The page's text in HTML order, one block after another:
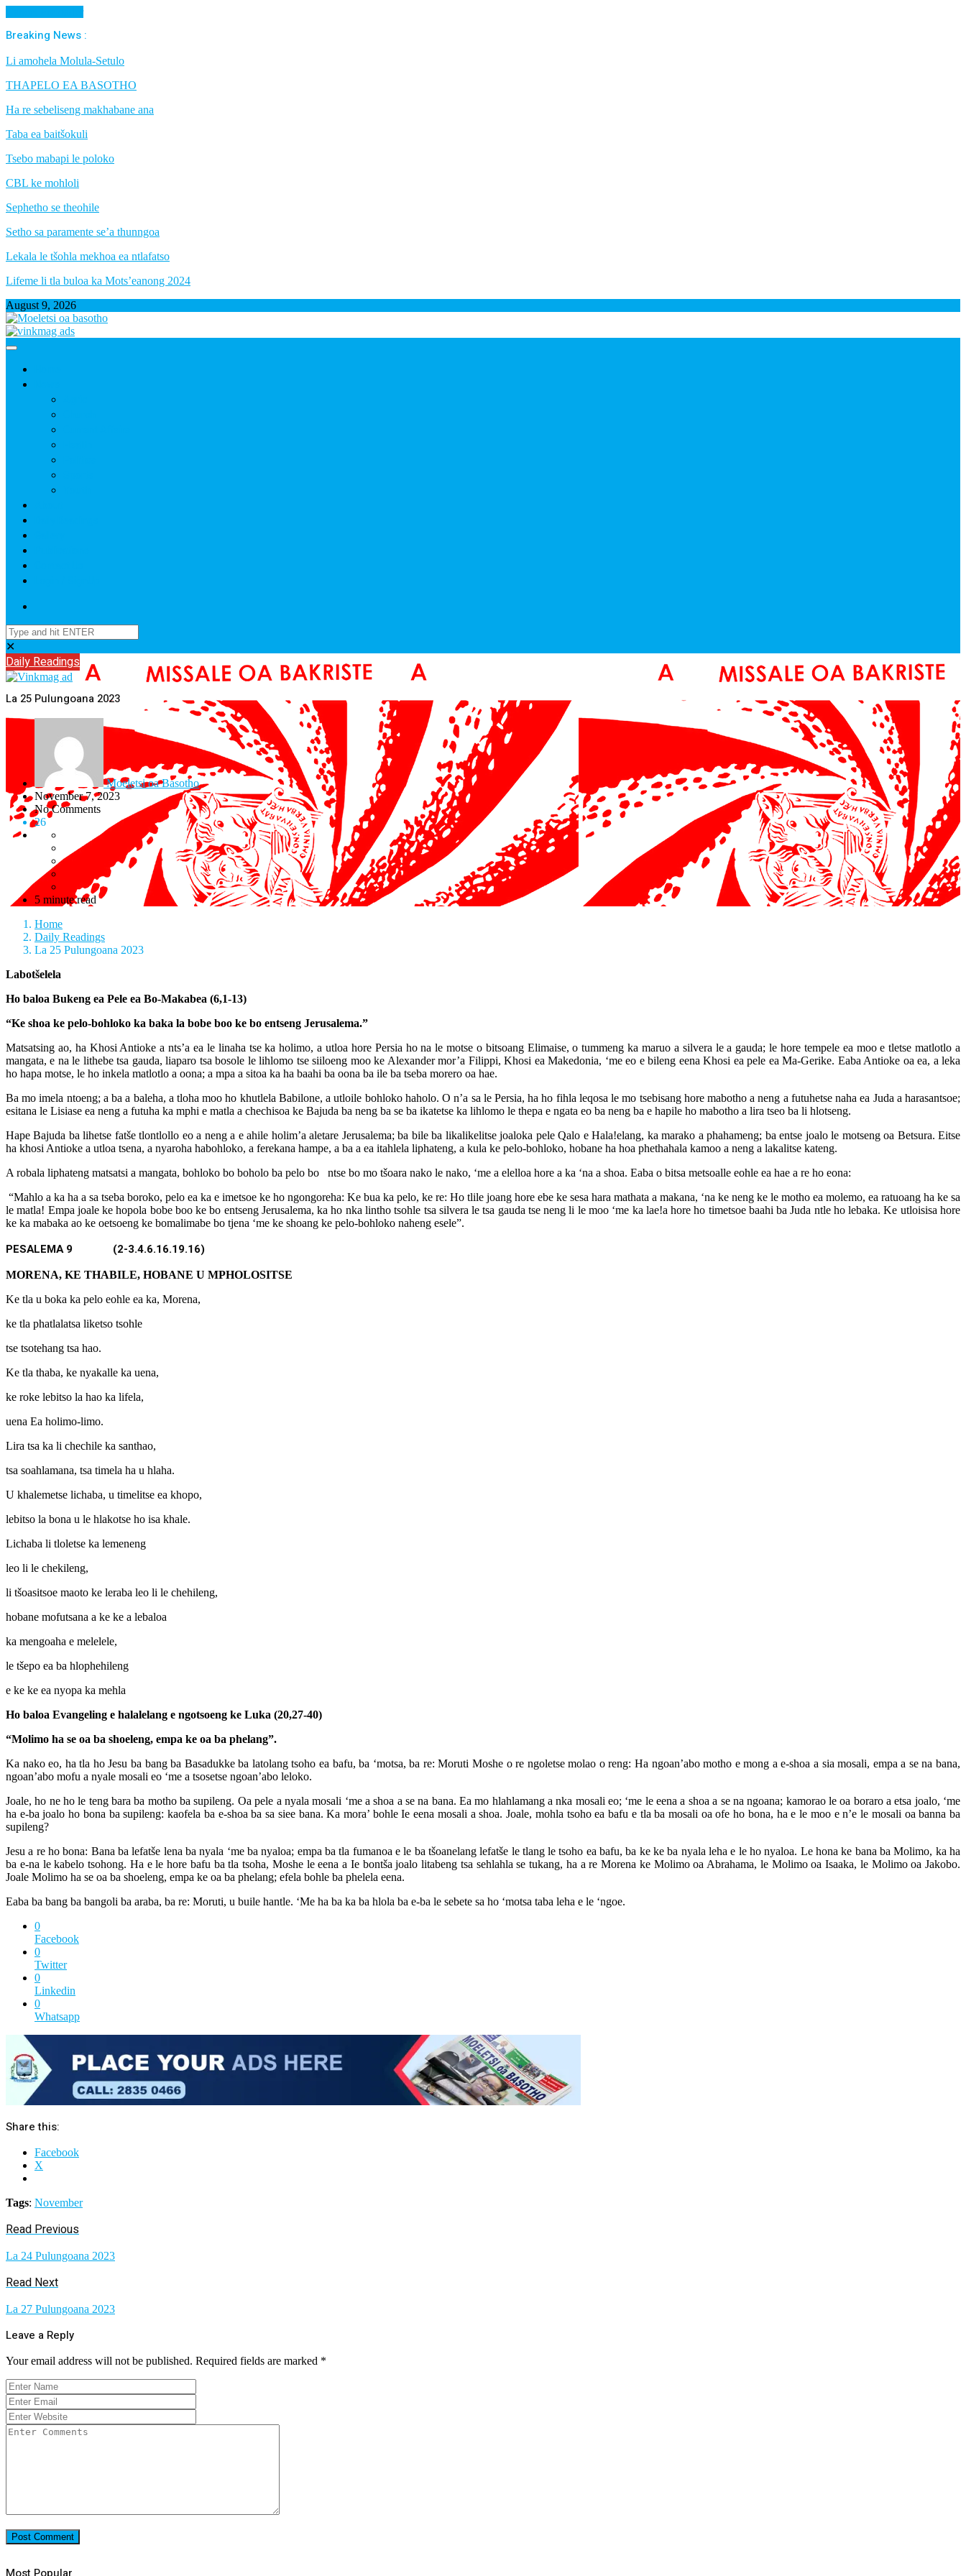
Breaking News :
Li amohela Molula-Setulo
THAPELO EA BASOTHO
Ha re sebeliseng makhabane ana
Taba ea baitšokuli
Tsebo mabapi le poloko
CBL ke mohloli
Sephetho se theohile
Setho sa paramente se’a thunngoa
Lekala le tšohla mekhoa ea ntlafatso
Lifeme li tla buloa ka Mots’eanong 2024
August 9, 2026
✕
Daily Readings
La 25 Pulungoana 2023
Moeletsi oa Basotho
November 7, 2023
No Comments
26
5 minute read
Home
Daily Readings
La 25 Pulungoana 2023
Labotšelela
Ho baloa Bukeng ea Pele ea Bo-Makabea (6,1-13)
“Ke shoa ke pelo-bohloko ka baka la bobe boo ke bo entseng Jerusalema.”
Matsatsing ao, ha Khosi Antioke a nts’a ea le linaha tse ka holimo, a utloa hore Persia ho na le motse o bitsoang Elimaise, o tummeng ka maruo a silvera le a gauda; le hore tempele ea moo e tletse matlotlo a
mangata, e na le lithebe tsa gauda, liaparo tsa bosole le lihlomo tse siiloeng moo ke Alexander mor’a Filippi, Khosi ea Makedonia, ‘me eo e bileng eena Khosi ea pele ea Ma-Gerike. Eaba Antioke oa ea, a leka
ho hapa motse, le ho inkela matlotlo a oona; a mpa a sitoa ka ha baahi ba oona ba ile ba tseba morero oa hae.
Ba mo imela ntoeng; a ba a baleha, a tloha moo ho khutlela Babilone, a utloile bohloko haholo. O n’a sa le Persia, ha ho fihla leqosa le mo tsebisang hore mabotho a neng a futuhetse naha ea Juda a harasantsoe;
esitana le Lisiase ea neng a futuha ka mphi e matla a chechisoa ke Bajuda ba neng ba se ba ikatetse ka lihlomo le thepa e ngata eo ba neng ba e hapile ho mabotho a lira tseo ba li hlotseng.
Hape Bajuda ba lihetse fatše tlontlollo eo a neng a e ahile holim’a aletare Jerusalema; ba bile ba likalikelitse joaloka pele Qalo e Hala!elang, ka marako a phahameng; ba entse joalo le motseng oa Betsura. Eitse
ha khosi Antioke a utloa tsena, a nyaroha habohloko, a ferekana hampe, a ba a ea itahlela liphateng, a kula ke pelo-bohloko, hobane ha hoa phethahala kamoo a neng a lakalitse kateng.
A robala liphateng matsatsi a mangata, bohloko bo boholo ba pelo bo ntse bo mo tšoara nako le nako, ‘me a elelloa hore a ka ‘na a shoa. Eaba o bitsa metsoalle eohle ea hae a re ho eona:
“Mahlo a ka ha a sa tseba boroko, pelo ea ka e imetsoe ke ho ngongoreha: Ke bua ka pelo, ke re: Ho tlile joang hore ebe ke sesa hara mathata a makana, ‘na ke neng ke le motho ea molemo, ea ratuoang ha ke sa
le matla! Empa joale ke hopola bobe boo ke bo entseng Jerusalema, ka ho nka lintho tsohle tsa silvera le tsa gauda tse neng li le moo ‘me ka lae!a hore ho timetsoe baahi ba Juda ntle ho lebaka. Ke utloisisa hore
ke ka mabaka ao ke oetsoeng ke bomalimabe bo tjena ‘me ke shoang ke pelo-bohloko naheng esele”.
PESALEMA 9 (2-3.4.6.16.19.16)
MORENA, KE THABILE, HOBANE U MPHOLOSITSE
Ke tla u boka ka pelo eohle ea ka, Morena,
ke tla phatlalatsa liketso tsohle
tse tsotehang tsa hao.
Ke tla thaba, ke nyakalle ka uena,
ke roke lebitso la hao ka lifela,
uena Ea holimo-limo.
Lira tsa ka li chechile ka santhao,
tsa soahlamana, tsa timela ha u hlaha.
U khalemetse lichaba, u timelitse ea khopo,
lebitso la bona u le hlakotse ho isa khale.
Lichaba li tloletse ka lemeneng
leo li le chekileng,
li tšoasitsoe maoto ke leraba leo li le chehileng,
hobane mofutsana a ke ke a lebaloa
ka mengoaha e melelele,
le tšepo ea ba hlophehileng
e ke ke ea nyopa ka mehla
Ho baloa Evangeling e halalelang e ngotsoeng ke Luka (20,27-40)
“Molimo ha se oa ba shoeleng, empa ke oa ba phelang”.
Ka nako eo, ha tla ho Jesu ba bang ba Basadukke ba latolang tsoho ea bafu, ba ‘motsa, ba re: Moruti Moshe o re ngoletse molao o reng: Ha ngoan’abo motho e mong a e-shoa a sia mosali, empa a se na bana,
ngoan’abo mofu a nyale mosali eo ‘me a tsosetse ngoan’abo leloko.
Joale, ho ne ho le teng bara ba motho ba supileng. Oa pele a nyala mosali ‘me a shoa a se na bana. Ea mo hlahlamang a nka mosali eo; ‘me le eena a shoa a se na ngoana; kamorao le oa boraro a etsa joalo, ‘me
ha e-ba joalo ho bona ba supileng: kaofela ba e-shoa ba sa siee bana. Ka mora’ bohle Ie eena mosali a shoa. Joale, mohla tsoho ea bafu e tla ba mosali oa ofe ho bona, ha e le moo e n’e le mosali oa banna ba
supileng?
Jesu a re ho bona: Bana ba lefatše lena ba nyala ‘me ba nyaloa; empa ba tla fumanoa e le ba tšoanelang lefatše le tlang le tsoho ea bafu, ba ke ke ba nyala leha e le ho nyaloa. Le hona ke bana ba Molimo, ka ha
ba e-na le kabelo tsohong. Ha e le hore bafu ba tla tsoha, Moshe le eena a Ie bontša joalo litabeng tsa sehlahla se tukang, ha a re Morena ke Molimo oa Abrahama, le Molimo oa Isaaka, le Molimo oa Jakobo.
Joale Molimo ha se oa ba shoeleng, empa ke oa ba phelang; efela bohle ba phelela eena.
Eaba ba bang ba bangoli ba araba, ba re: Moruti, u buile hantle. ‘Me ha ba ka ba hlola ba e-ba le sebete sa ho ‘motsa taba leha e le ‘ngoe.
0
Facebook
0
Twitter
0
Linkedin
0
Whatsapp
Share this:
Facebook
X
Tags: November
Read Previous
La 24 Pulungoana 2023
Read Next
La 27 Pulungoana 2023
Leave a Reply
Your email address will not be published. Required fields are marked *